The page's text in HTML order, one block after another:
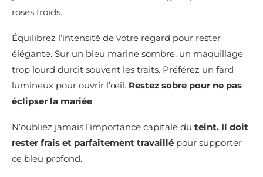
roses froids.
Équilibrez l’intensité de votre regard pour rester
élégante. Sur un bleu marine sombre, un maquillage
trop lourd durcit souvent les traits. Préférez un fard
lumineux pour ouvrir l’œil. Restez sobre pour ne pas
éclipser la mariée.
N’oubliez jamais l’importance capitale du teint. Il doit
rester frais et parfaitement travaillé pour supporter
ce bleu profond.